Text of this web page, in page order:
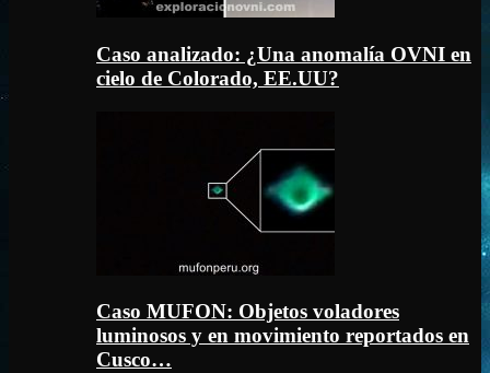
Caso analizado: ¿Una anomalía OVNI en
cielo de Colorado, EE.UU?
Caso MUFON: Objetos voladores
luminosos y en movimiento reportados en
Cusco…